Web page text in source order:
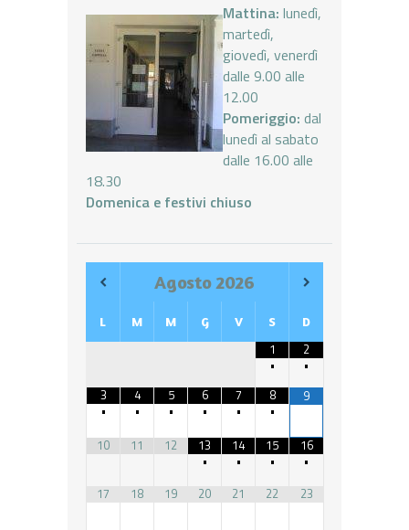
Mattina: lunedì,
martedì,
giovedì, venerdì
dalle 9.00 alle
12.00
Pomeriggio: dal
lunedì al sabato
dalle 16.00 alle
18.30
Domenica e festivi chiuso
Agosto 2026
L M M G V S D
1
•
2
•
3
•
4
•
5
•
6
•
7
•
8
•
9
10 11 12
13
•
14
•
15
•
16
•
17
18 19 20 21 22 23